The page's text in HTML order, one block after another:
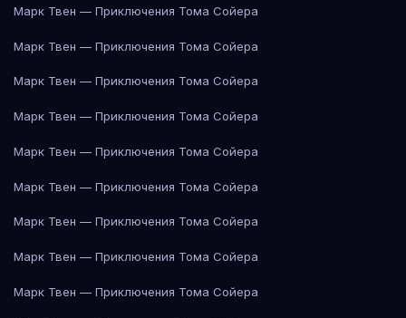
Марк Твен — Приключения Тома Сойера
Марк Твен — Приключения Тома Сойера
Марк Твен — Приключения Тома Сойера
Марк Твен — Приключения Тома Сойера
Марк Твен — Приключения Тома Сойера
Марк Твен — Приключения Тома Сойера
Марк Твен — Приключения Тома Сойера
Марк Твен — Приключения Тома Сойера
Марк Твен — Приключения Тома Сойера